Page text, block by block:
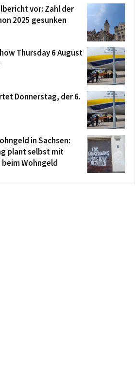
vor: Zahl der
2025 gesunken
Thursday 6 August
Donnerstag, der 6.
in Sachsen:
plant selbst mit
Wohngeld